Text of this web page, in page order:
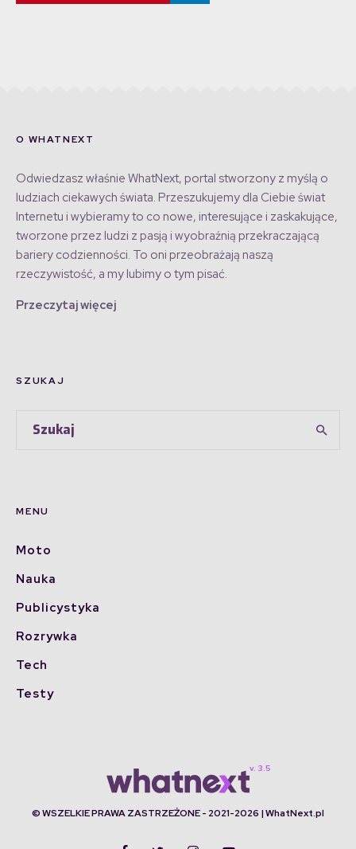
O WHATNEXT
Odwiedzasz właśnie WhatNext, portal stworzony z myślą o
ludziach ciekawych świata. Przeszukujemy dla Ciebie świat
Internetu i wybieramy to co nowe, interesujące i zaskakujące,
tworzone przez ludzi z pasją i wyobraźnią przekraczającą
bariery codzienności. To oni przeobrażają naszą
rzeczywistość, a my lubimy o tym pisać.
Przeczytaj więcej
SZUKAJ
MENU
Moto
Nauka
Publicystyka
Rozrywka
Tech
Testy
© WSZELKIE PRAWA ZASTRZEŻONE - 2021-2026 | WhatNext.pl